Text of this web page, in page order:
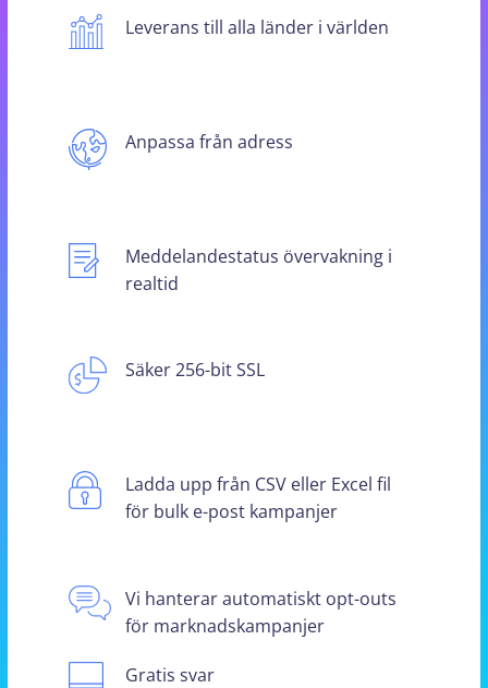
Leverans till alla länder i världen
Anpassa från adress
Meddelandestatus övervakning i
realtid
Säker 256-bit SSL
Ladda upp från CSV eller Excel fil
för bulk e-post kampanjer
Vi hanterar automatiskt opt-outs
för marknadskampanjer
Gratis svar